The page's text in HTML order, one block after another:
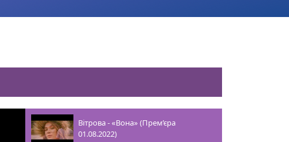
Вітрова - «Вона» (Прем’єра
01.08.2022)